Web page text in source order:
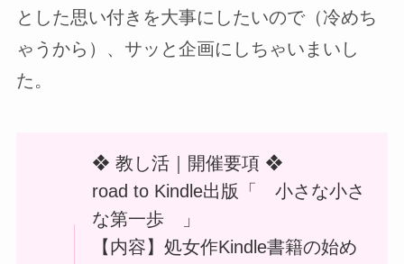
とした思い付きを大事にしたいので（冷めち
ゃうから）、サッと企画にしちゃいまいし
た。
❖ 教し活｜開催要項 ❖
road to Kindle出版「 小さな小さ
な第一歩 」
【内容】処女作Kindle書籍の始め